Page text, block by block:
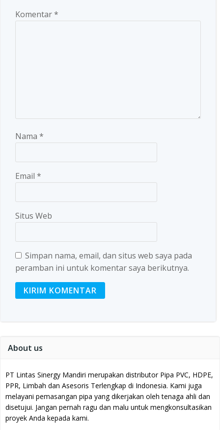
Komentar*
Nama *
Email *
Situs Web
Simpan nama, email, dan situs web saya pada
peramban ini untuk komentar saya berikutnya.
About us
PT Lintas Sinergy Mandiri merupakan distributor Pipa PVC, HDPE,
PPR, Limbah dan Asesoris Terlengkap di Indonesia. Kami juga
melayani pemasangan pipa yang dikerjakan oleh tenaga ahli dan
disetujui. Jangan pernah ragu dan malu untuk mengkonsultasikan
proyek Anda kepada kami.